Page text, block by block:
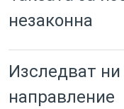
незаконна
Изследват ни
направление